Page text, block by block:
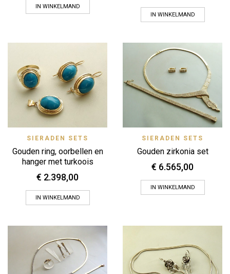
IN WINKELMAND
IN WINKELMAND
SIERADEN SETS
Gouden ring, oorbellen en
hanger met turkoois
€ 2.398,00
IN WINKELMAND
SIERADEN SETS
Gouden zirkonia set
€ 6.565,00
IN WINKELMAND